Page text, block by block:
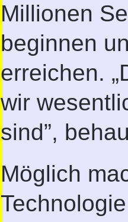
Millionen
beginnen
erreichen.
wir
sind”,
Möglich